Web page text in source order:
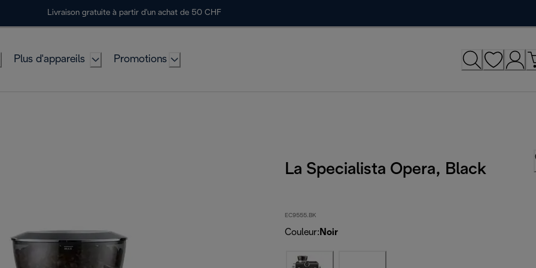
Livraison gratuite à partir d'un achat de 50 CHF
Plus d'appareils Promotions
La Specialista Opera, Black
EC9555.BK
Couleur: Noir